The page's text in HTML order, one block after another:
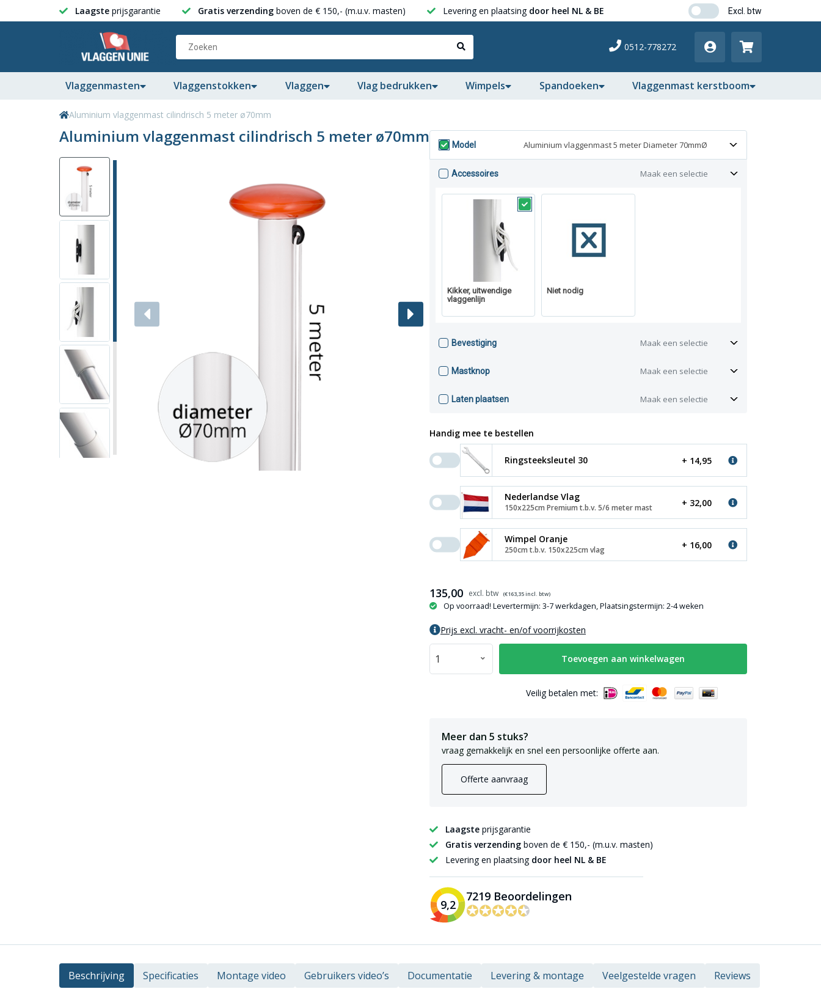
Laagste prijsgarantie Gratis verzending boven de € 150,- (m.u.v. masten) Levering en plaatsing door heel NL & BE
0512-778272
Vlaggenmasten Vlaggenstokken Vlaggen Vlag bedrukken Wimpels Spandoeken Vlaggenmast kerstboom
Aluminium vlaggenmast cilindrisch 5 meter ø70mm
Aluminium vlaggenmast cilindrisch 5 meter ø70mm Model Aluminium vlaggenmast 5 meter Diameter 70mmØ
Accessoires Maak een selectie
Kikker, uitwendige
vlaggenlijn
Niet nodig
Bevestiging Maak een selectie
Mastknop Maak een selectie
Laten plaatsen Maak een selectie
Handig mee te bestellen
Ringsteeksleutel 30 + 14,95
Nederlandse Vlag
150x225cm Premium t.b.v. 5/6 meter mast + 32,00
Wimpel Oranje
250cm t.b.v. 150x225cm vlag + 16,00
135,00 (€163,35incl. btw)
Op voorraad! Levertermijn: 3-7 werkdagen, Plaatsingstermijn: 2-4 weken
Prijs excl. vracht- en/of voorrijkosten
Toevoegen aan winkelwagen
Veilig betalen met:
Meer dan 5 stuks?
vraag gemakkelijk en snel een persoonlijke offerte aan.
Offerte aanvraag
Laagste prijsgarantie
Gratis verzending boven de € 150,- (m.u.v. masten)
Levering en plaatsing door heel NL & BE
9,2
7219 Beoordelingen
✪✪✪✪✪
✪✪✪✪✪
Beschrijving Specificaties Montage video Gebruikers video’s Documentatie Levering & montage Veelgestelde vragen Reviews